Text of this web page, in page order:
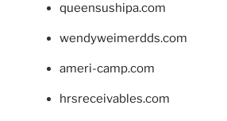
queensushipa.com
wendyweimerdds.com
ameri-camp.com
hrsreceivables.com